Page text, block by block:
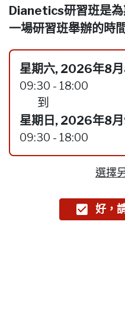
Dianetics研習班是
一場研習班舉辦的時
星期六, 2026年8月
09:30 - 18:00
到
星期日, 2026年8月
09:30 - 18:00
選擇
好，